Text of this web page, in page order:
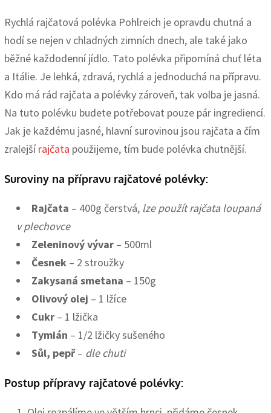
Rychlá rajčatová polévka Pohlreich je opravdu chutná a
hodí se nejen v chladných zimních dnech, ale také jako
běžné každodenní jídlo. Tato polévka připomíná chuť léta
a Itálie. Je lehká, zdravá, rychlá a jednoduchá na přípravu.
Kdo má rád rajčata a polévky zároveň, tak volba je jasná.
Na tuto polévku budete potřebovat pouze pár ingrediencí.
Jak je každému jasné, hlavní surovinou jsou rajčata a čím
zralejší rajčata použijeme, tím bude polévka chutnější.
Suroviny na přípravu rajčatové polévky:
Rajčata – 400g čerstvá, lze použít rajčata loupaná
v plechovce
Zeleninový vývar – 500ml
Česnek – 2 stroužky
Zakysaná smetana – 150g
Olivový olej – 1 lžíce
Cukr – 1 lžička
Tymián – 1/2 lžičky sušeného
Sůl, pepř– dle chuti
Postup přípravy rajčatové polévky: